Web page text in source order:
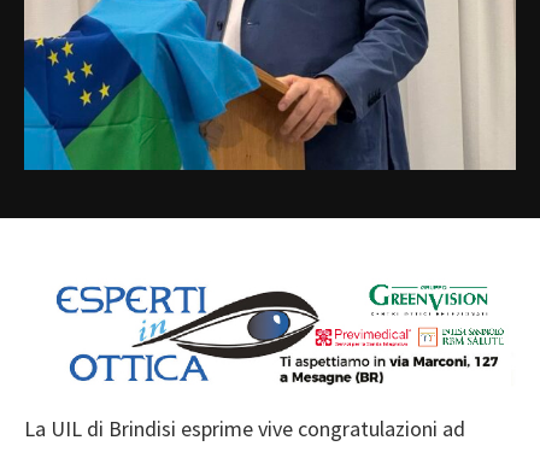
La UIL di Brindisi esprime vive congratulazioni ad